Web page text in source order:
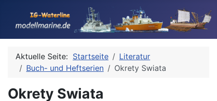
Aktuelle Seite: Startseite
Literatur
Buch- und Heftserien
Okrety Swiata
Okrety Swiata